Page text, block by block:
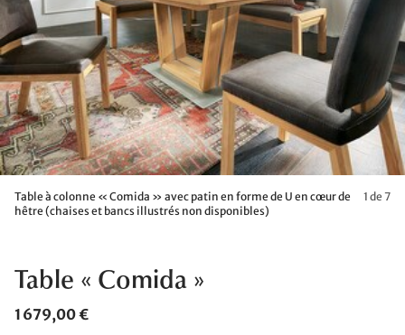
Table à colonne « Comida » avec patin en forme de U en cœur de
hêtre (chaises et bancs illustrés non disponibles)
1 de 7
Table « Comida »
1 679,00 €